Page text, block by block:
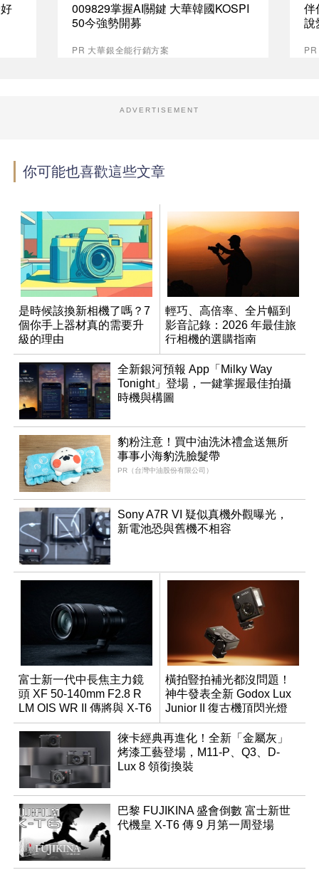
009829掌握AI關鍵 大華韓國KOSPI
50今強勢開募
PR 大華銀全能行銷方案
伴
說
ADVERTISEMENT
你可能也喜歡這些文章
是時候該換新相機了嗎？7
個你手上器材真的需要升
級的理由
輕巧、高倍率、全片幅到
影音記錄：2026 年最佳旅
行相機的選購指南
全新銀河預報 App「Milky Way
Tonight」登場，一鍵掌握最佳拍攝
時機與構圖
豹粉注意！買中油洗沐禮盒送無所
事事小海豹洗臉髮帶
PR（台灣中油股份有限公司）
Sony A7R VI 疑似真機外觀曝光，
新電池恐與舊機不相容
富士新一代中長焦主力鏡
頭 XF 50-140mm F2.8 R
LM OIS WR II 傳將與 X-T6
同步亮相
橫拍豎拍補光都沒問題！
神牛發表全新 Godox Lux
Junior II 復古機頂閃光燈
徠卡經典再進化！全新「金屬灰」
烤漆工藝登場，M11-P、Q3、D-
Lux 8 領銜換裝
巴黎 FUJIKINA 盛會倒數 富士新世
代機皇 X-T6 傳 9 月第一周登場